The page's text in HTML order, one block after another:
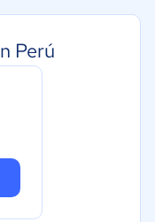
Perú